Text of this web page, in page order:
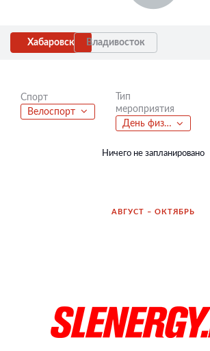
Хабаровск Владивосток
Спорт
Велоспорт
Тип
мероприятия
День физкультурника
Ничего не запланировано
АВГУСТ – ОКТЯБРЬ